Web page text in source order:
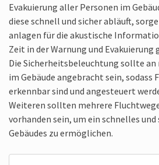
Evakuierung aller Personen im
diese schnell und sicher abläuft,
anlagen für die akustische
Zeit in der Warnung und Evakuierung
Die Sicherheits­beleuchtung sollte
im Gebäude angebracht sein, sodass
erkennbar sind und angesteuert
Weiteren sollten mehrere
vorhanden sein, um ein schnelles und
Gebäudes zu ermöglichen.